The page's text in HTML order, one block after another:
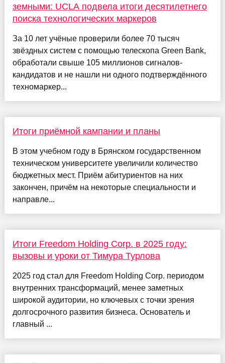
земными: UCLA подвела итоги десятилетнего
поиска технологических маркеров
За 10 лет учёные проверили более 70 тысяч
звёздных систем с помощью телескопа Green Bank,
обработали свыше 105 миллионов сигналов-
кандидатов и не нашли ни одного подтверждённого
техномаркер...
Итоги приёмной кампании и планы
В этом учебном году в Брянском государственном
техническом университете увеличили количество
бюджетных мест. Приём абитуриентов на них
закончен, причём на некоторые специальности и
направле...
Итоги Freedom Holding Corp. в 2025 году:
вызовы и уроки от Тимура Турлова
2025 год стал для Freedom Holding Corp. периодом
внутренних трансформаций, менее заметных
широкой аудитории, но ключевых с точки зрения
долгосрочного развития бизнеса. Основатель и
главный ...